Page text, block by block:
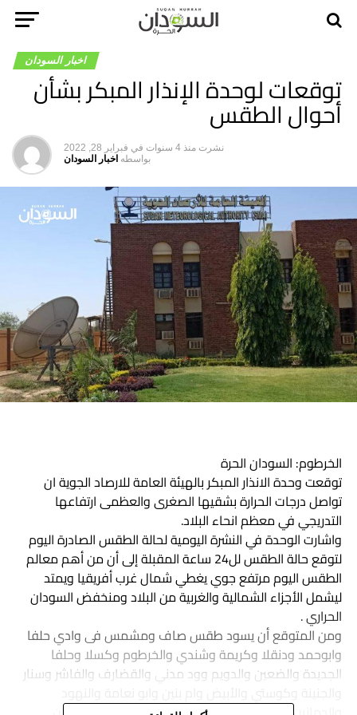
اخبار السودان
توقعات لوحدة الإنذار المبكر بشأن
أحوال الطقس
نشرت منذ 4 سنوات في فبراير 28, 2022
بواسطه اخبار السودان
الخرطوم: السودان الحرة
توقعت وحدة الانذار المبكر بالهيئة العامة للارصاد الجوية ان
تواصل درجات الحرارة بشقيها الصغرى والعظمى ارتفاعها
التدريجي في معظم انحاء البلاد.
واشارت الوحدة في النشرة اليومية لحالة الطقس الصادرة اليوم
لتوقع حالة الطقس لل24 ساعة المقبلة إلى أن من أهم معالم
الطقس اليوم مرتفع جوي يغطي شمال غرب أفريقيا ويمتد
ليشمل الأجزاء الشمالية والغربية من البلاد ومنخفض السودان
الحراري .
ومن المتوقع أن يسود طقس صاف ومشمس فى وادي حلفا
وابوحمد ودنقلا وكريمة وشندي والخرطوم وكسلا وحلفا
الجديدة والضعين والدويم وود مدني والقضارف والفاشر وسنار